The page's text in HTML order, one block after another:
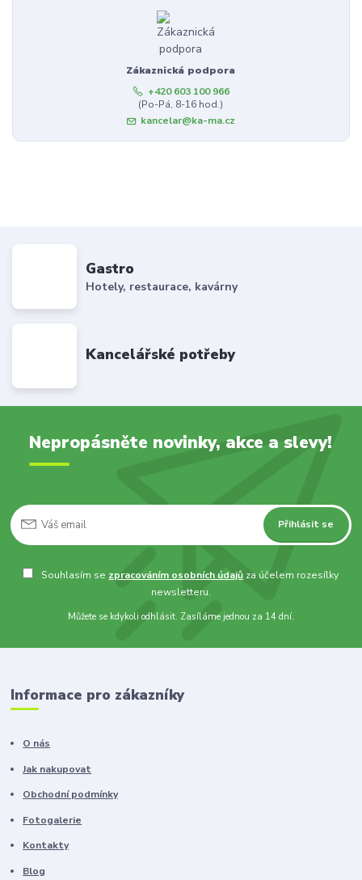
Zákaznická podpora
+420 603 100 966
(Po-Pá, 8-16 hod.)
kancelar@ka-ma.cz
Gastro
Hotely, restaurace, kavárny
Kancelářské potřeby
Nepropásněte novinky, akce a slevy!
Přihlásit se
Souhlasím se zpracováním osobních údajů za účelem rozesílky
newsletteru.
Můžete se kdykoli odhlásit. Zasíláme jednou za 14 dní.
Informace pro zákazníky
O nás
Jak nakupovat
Obchodní podmínky
Fotogalerie
Kontakty
Blog